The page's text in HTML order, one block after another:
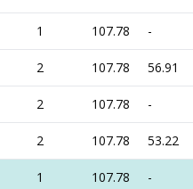
1 107.78 -
2 107.78 56.91
2 107.78 -
2 107.78 53.22
1 107.78 -